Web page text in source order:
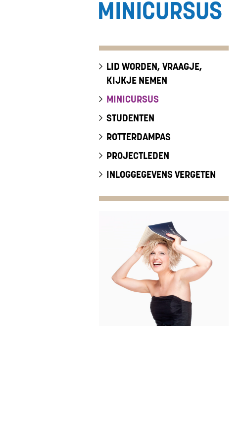
MINICURSUS
LID WORDEN, VRAAGJE,
KIJKJE NEMEN
MINICURSUS
STUDENTEN
ROTTERDAMPAS
PROJECTLEDEN
INLOGGEGEVENS VERGETEN